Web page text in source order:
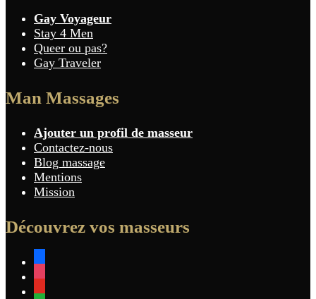
Gay Voyageur
Stay 4 Men
Queer ou pas?
Gay Traveler
Man Massages
Ajouter un profil de masseur
Contactez-nous
Blog massage
Mentions
Mission
Découvrez vos masseurs
facebook
instagram
youtube